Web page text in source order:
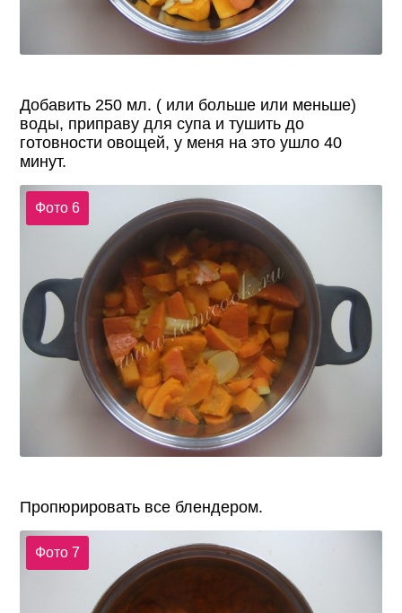
Добавить 250 мл. ( или больше или меньше)
воды, приправу для супа и тушить до
готовности овощей, у меня на это ушло 40
минут.
Фото 6
Пропюрировать все блендером.
Фото 7